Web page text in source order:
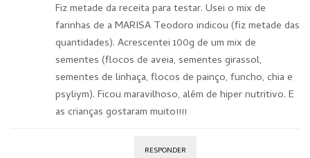
Fiz metade da receita para testar. Usei o mix de
farinhas de a MARISA Teodoro indicou (fiz metade das
quantidades). Acrescentei 100g de um mix de
sementes (flocos de aveia, sementes girassol,
sementes de linhaça, flocos de painço, funcho, chia e
psyliym). Ficou maravilhoso, além de hiper nutritivo. E
as crianças gostaram muito!!!!
RESPONDER